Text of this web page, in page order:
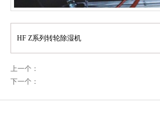
HF Z系列转轮除湿机
上一个：
下一个：